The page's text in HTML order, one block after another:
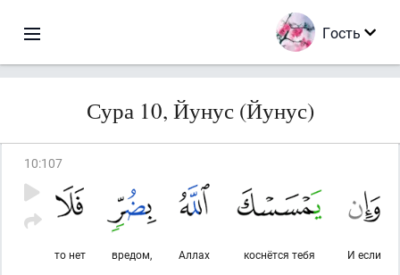
Гость
Сура 10, Йунус (Йунус)
10:107
И если
коснётся тебя
Аллах
вредом,
то нет